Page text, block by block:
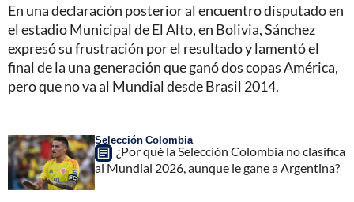
En una declaración posterior al encuentro disputado en
el estadio Municipal de El Alto, en Bolivia, Sánchez
expresó su frustración por el resultado y lamentó el
final de la una generación que ganó dos copas América,
pero que no va al Mundial desde Brasil 2014.
Selección Colombia
¿Por qué la Selección Colombia no clasifica
al Mundial 2026, aunque le gane a Argentina?